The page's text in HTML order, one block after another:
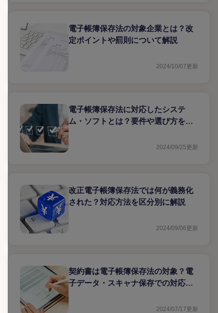
電子帳簿保存法の対象企業とは？改
定ポイントや罰則について解説
2024/10/07更新
電子帳簿保存法に対応したシステ
ム・ソフトとは？要件や選び方を解
2024/09/25更新
改正電子帳簿保存法では何が義務化
された？対応方法を区分別に解説
2024/09/06更新
契約書は電子帳簿保存法の対象？電
子データ・スキャナ保存での対応方
2024/07/17更新